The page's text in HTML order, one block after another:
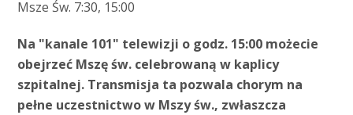
Msze Św. 7:30, 15:00
Na "kanale 101" telewizji o godz. 15:00 możecie
obejrzeć Mszę św. celebrowaną w kaplicy
szpitalnej. Transmisja ta pozwala chorym na
pełne uczestnictwo w Mszy św., zwłaszcza